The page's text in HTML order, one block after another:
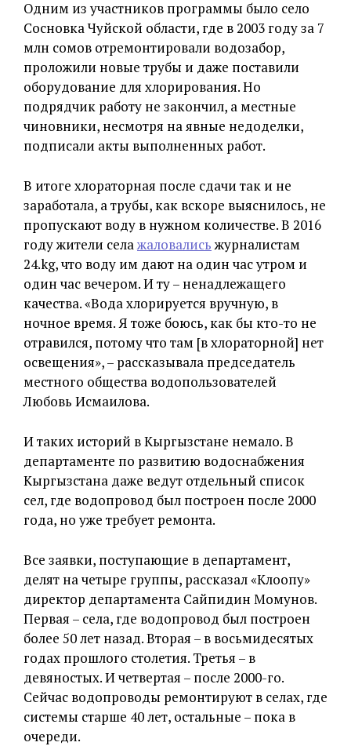
Одним из участников программы было село
Сосновка Чуйской области, где в 2003 году за 7
млн сомов отремонтировали водозабор,
проложили новые трубы и даже поставили
оборудование для хлорирования. Но
подрядчик работу не закончил, а местные
чиновники, несмотря на явные недоделки,
подписали акты выполненных работ.
В итоге хлораторная после сдачи так и не
заработала, а трубы, как вскоре выяснилось, не
пропускают воду в нужном количестве. В 2016
году жители селажаловалисьжурналистам
24.kg, что воду им дают на один час утром и
один час вечером. И ту – ненадлежащего
качества. «Вода хлорируется вручную, в
ночное время. Я тоже боюсь, как бы кто-то не
отравился, потому что там [в хлораторной] нет
освещения», – рассказывала председатель
местного общества водопользователей
Любовь Исмаилова.
И таких историй в Кыргызстане немало. В
департаменте по развитию водоснабжения
Кыргызстана даже ведут отдельный список
сел, где водопровод был построен после 2000
года, но уже требует ремонта.
Все заявки, поступающие в департамент,
делят на четыре группы, рассказал «Клоопу»
директор департамента Сайпидин Момунов.
Первая – села, где водопровод был построен
более 50 лет назад. Вторая – в восьмидесятых
годах прошлого столетия. Третья – в
девяностых. И четвертая – после 2000-го.
Сейчас водопроводы ремонтируют в селах, где
системы старше 40 лет, остальные – пока в
очереди.